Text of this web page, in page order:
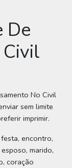
De
No Civil
sem limite
imprimir.
encontro,
marido,
coração